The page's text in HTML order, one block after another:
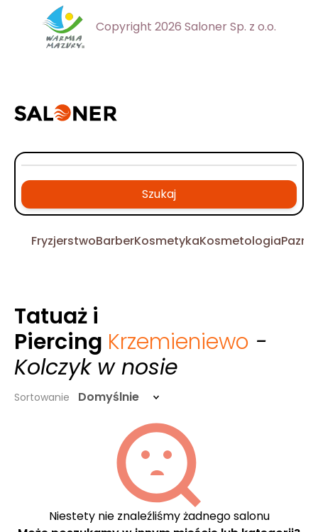
Copyright 2026 Saloner Sp. z o.o.
Szukaj
FryzjerstwoBarberKosmetykaKosmetologia
Tatuaż i
Piercing Krzemieniewo -
Kolczyk w nosie
Sortowanie Domyślnie
Niestety nie znaleźliśmy żadnego salonu